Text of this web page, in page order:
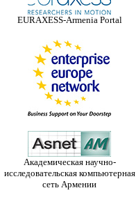
EURAXESS-Armenia Portal
Академическая научно-
исследовательская компьютерная
сеть Армении